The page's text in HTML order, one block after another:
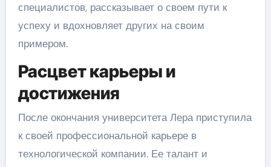
специалистов, рассказывает о своем пути к
успеху и вдохновляет других на своим
примером.
Расцвет карьеры и
достижения
После окончания университета Лера приступила
к своей профессиональной карьере в
технологической компании. Ее талант и